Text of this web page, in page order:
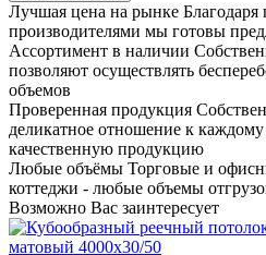
Лучшая цена на рынке
производителями мы готовы
Ассортимент в наличии
позволяют осуществлять
объемов
Проверенная продукция
деликатное отношение к
качественную продукцию
Любые объёмы Торговые и
коттеджи - любые объемы
Возможно Вас заинтересует